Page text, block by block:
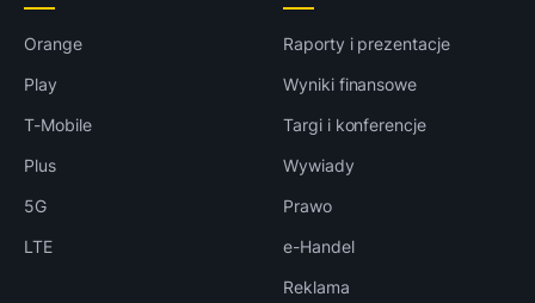
Orange
Play
T-Mobile
Plus
5G
LTE
Raporty i prezentacje
Wyniki finansowe
Targi i konferencje
Wywiady
Prawo
e-Handel
Reklama